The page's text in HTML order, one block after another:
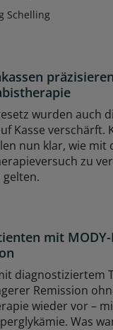
Schelling
wurden auch
Kasse verschärft.
nun klar, wie mit
zu
gelten.
mit
diagnostiziertem
Remission
wieder vor –
Was